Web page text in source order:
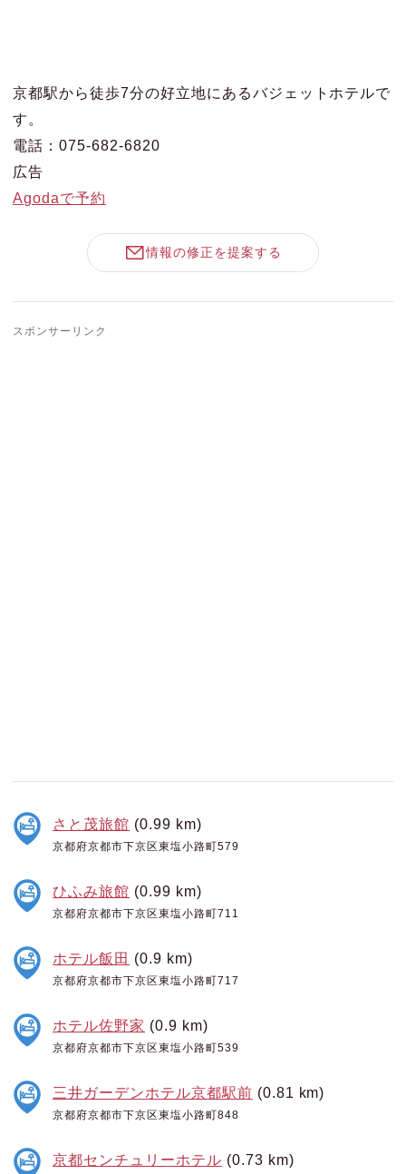
京都駅から徒歩7分の好立地にあるバジェットホテルで
す。
電話：075-682-6820
広告
Agodaで予約
情報の修正を提案する
スポンサーリンク
さと茂旅館 (0.99 km)
京都府京都市下京区東塩小路町579
ひふみ旅館 (0.99 km)
京都府京都市下京区東塩小路町711
ホテル飯田 (0.9 km)
京都府京都市下京区東塩小路町717
ホテル佐野家 (0.9 km)
京都府京都市下京区東塩小路町539
三井ガーデンホテル京都駅前 (0.81 km)
京都府京都市下京区東塩小路町848
京都センチュリーホテル (0.73 km)